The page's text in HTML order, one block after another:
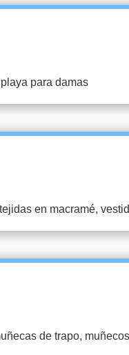
para damas
en macramé,
de trapo,